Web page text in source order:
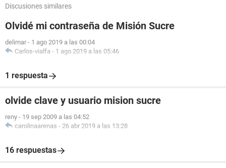
Discusiones similares
Olvidé mi contraseña de Misión Sucre
delimar - 1 ago 2019 a las 00:04
Carlos-vialfa - 1 ago 2019 a las 05:46
1 respuesta
olvide clave y usuario mision sucre
reny - 19 sep 2009 a las 04:52
carolinaarenas - 26 abr 2019 a las 13:28
16 respuestas